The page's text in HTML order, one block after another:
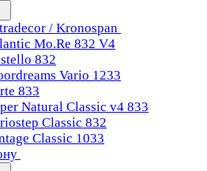
/ Kronospan
Mo.Re 832 V4
832
Vario 1233
833
Natural Classic v4 833
Classic 832
Classic 1033